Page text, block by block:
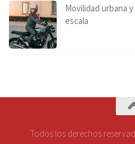
Movilidad urbana
escala
Todos los derechos